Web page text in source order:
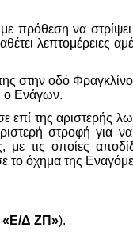
πρόθεση να
λεπτομέρειες
στην οδό
ο Ενάγων.
επί της αριστερής
στροφή για να
με τις οποίες
το όχημα της
«Ε/Δ ΖΠ»).